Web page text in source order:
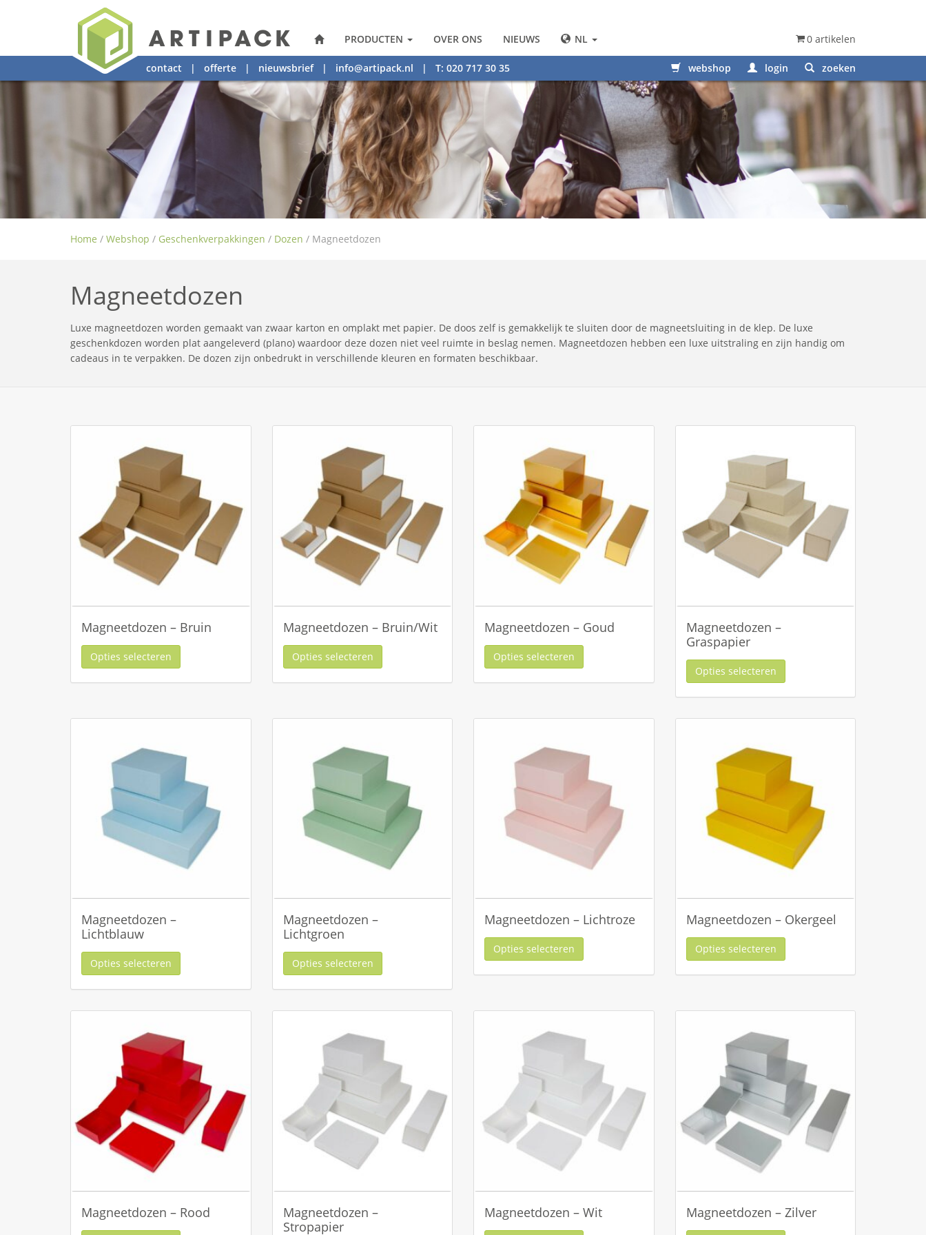
PRODUCTEN OVER ONS NIEUWS NL 0 artikelen
contact | offerte | nieuwsbrief| info@artipack.nl | T: 020 717 30 35 webshop login zoeken
Home / Webshop / Geschenkverpakkingen / Dozen / Magneetdozen
Magneetdozen
Luxe magneetdozen worden gemaakt van zwaar karton en omplakt met papier. De doos zelf is gemakkelijk te sluiten door de magneetsluiting in de klep. De luxe
geschenkdozen worden plat aangeleverd (plano) waardoor deze dozen niet veel ruimte in beslag nemen. Magneetdozen hebben een luxe uitstraling en zijn handig om
cadeaus in te verpakken. De dozen zijn onbedrukt in verschillende kleuren en formaten beschikbaar.
Magneetdozen – Bruin
Opties selecteren
Magneetdozen – Bruin/Wit
Opties selecteren
Magneetdozen – Goud
Opties selecteren
Magneetdozen –
Graspapier
Opties selecteren
Magneetdozen –
Lichtblauw
Opties selecteren
Magneetdozen –
Lichtgroen
Opties selecteren
Magneetdozen – Lichtroze
Opties selecteren
Magneetdozen – Okergeel
Opties selecteren
Magneetdozen – Rood
Magneetdozen –
Stropapier
Magneetdozen – Wit Magneetdozen – Zilver